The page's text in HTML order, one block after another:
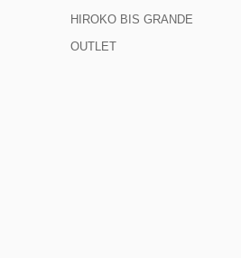
HIROKO BIS GRANDE
OUTLET